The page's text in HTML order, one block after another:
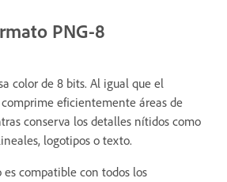
PNG-8
color de 8 bits. Al igual que el
comprime eficientemente áreas de
conserva los detalles nítidos como
logotipos o texto.
es compatible con todos los